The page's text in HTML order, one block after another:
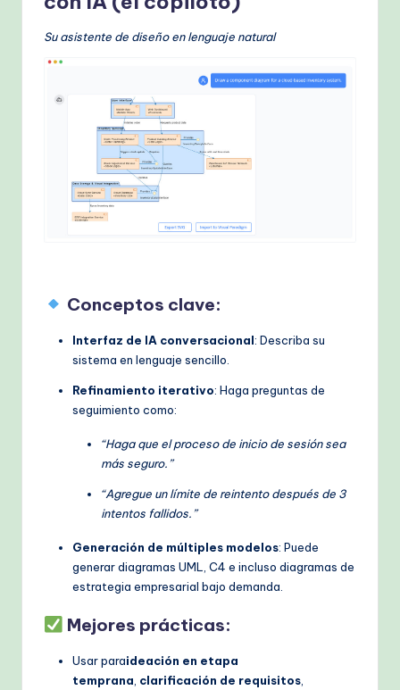
Su asistente de diseño en lenguaje natural
Conceptos clave:
Interfaz de IA conversacional: Describa su
sistema en lenguaje sencillo.
Refinamiento iterativo: Haga preguntas de
seguimiento como:
“Haga que el proceso de inicio de sesión sea
más seguro.”
“Agregue un límite de reintento después de 3
intentos fallidos.”
Generación de múltiples modelos: Puede
generar diagramas UML, C4 e incluso diagramas de
estrategia empresarial bajo demanda.
Mejores prácticas:
Usar paraideación en etapa
temprana, clarificación de requisitos,